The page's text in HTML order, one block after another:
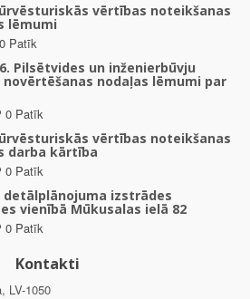
vērtības noteikšanas
lēmumi
0 Patīk
Pilsētvides un inženierbūvju
novērtēšanas nodaļas lēmumi par
0 Patīk
vērtības noteikšanas
darba kārtība
0 Patīk
detālplānojuma izstrādes
vienībā Mūkusalas ielā 82
0 Patīk
Kontakti
LV-1050